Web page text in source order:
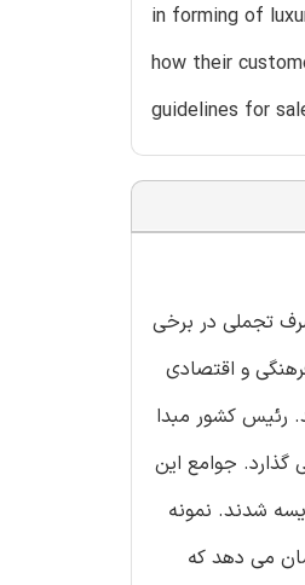
in forming of
how their
guidelines for
تجملی در برخی
و اقتصادی
رئیس کشور مبدا
گذارد. جوامع این
شدند. نمونه
می دهد که